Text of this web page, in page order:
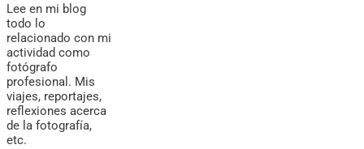
Lee en mi blog
todo lo
relacionado con mi
actividad como
fotógrafo
profesional. Mis
viajes, reportajes,
reflexiones acerca
de la fotografía,
etc.